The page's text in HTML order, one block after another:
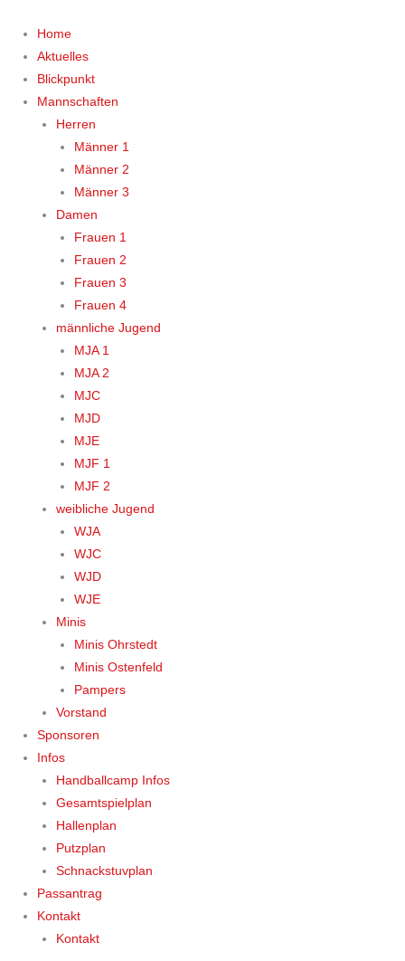
Inhalt
springen
Home
Aktuelles
Blickpunkt
Mannschaften
Herren
Männer 1
Männer 2
Männer 3
Damen
Frauen 1
Frauen 2
Frauen 3
Frauen 4
männliche Jugend
MJA 1
MJA 2
MJC
MJD
MJE
MJF 1
MJF 2
weibliche Jugend
WJA
WJC
WJD
WJE
Minis
Minis Ohrstedt
Minis Ostenfeld
Pampers
Vorstand
Sponsoren
Infos
Handballcamp Infos
Gesamtspielplan
Hallenplan
Putzplan
Schnackstuvplan
Passantrag
Kontakt
Kontakt